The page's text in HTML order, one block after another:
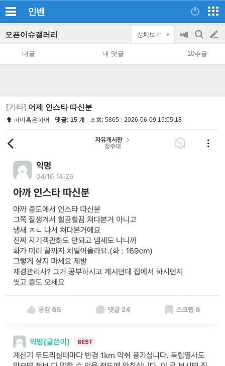
인벤
오픈이슈갤러리 전체보기
공
지
on/off
검
색
글
쓰
내글 내 댓글 10추글
[기타] 어제 인스타 따신분
파이혹은파어 댓글: 15 개 조회: 5865 2026-06-09 15:05:18